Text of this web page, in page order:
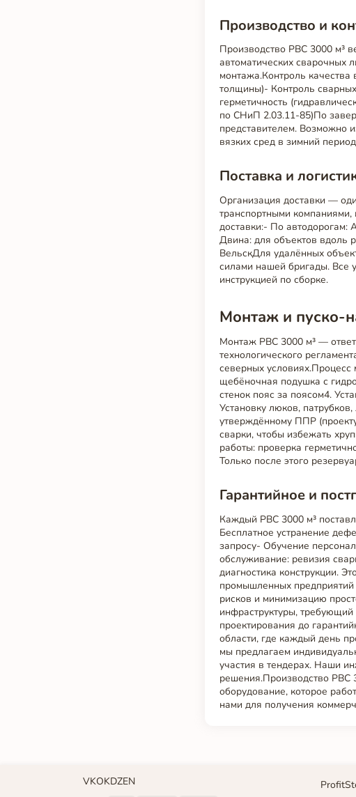
Производство и
Производство РВС 3000 м³
автоматических сварочных
монтажа.Контроль качества
толщины)- Контроль
герметичность
по СНиП 2.03.11-85)По
представителем. Возможно
вязких сред в зимний
Поставка и
Организация доставки —
транспортными
доставки:- По
Двина: для объектов вдоль
ВельскДля удалённых
силами нашей бригады. Все
инструкцией по сборке.
Монтаж и пуско-
Монтаж РВС 3000 м³ —
технологического
северных
щебёночная подушка с
стенок пояс за поясом4.
Установку люков,
утверждённому ППР
сварки, чтобы избежать
работы: проверка
Только после этого
Гарантийное и
Каждый РВС 3000 м³
Бесплатное устранение
запросу- Обучение
обслуживание: ревизия
диагностика конструкции.
промышленных предприятий
рисков и минимизацию
инфраструктуры,
проектирования до
области, где каждый день
мы предлагаем
участия в тендерах. Наши
решения.Производство РВС
оборудование, которое
нами для получения
VKOKDZEN